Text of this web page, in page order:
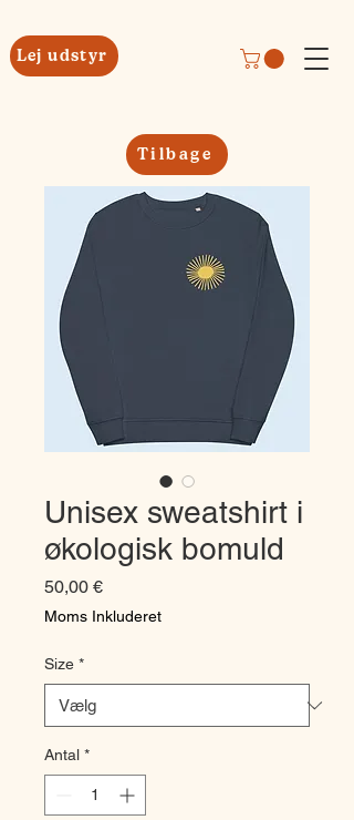
Lej udstyr
Tilbage
Unisex sweatshirt i
økologisk bomuld
50,00 €Pris
Moms Inkluderet
Size *
Antal *